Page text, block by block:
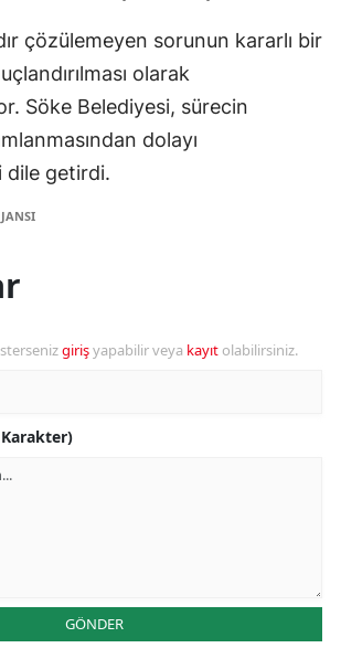
çözülemeyen sorunun kararlı bir
olarak
Söke Belediyesi, sürecin
dolayı
dile getirdi.
girişyapabilir veya kayıt olabilirsiniz.
Karakter)
GÖNDER